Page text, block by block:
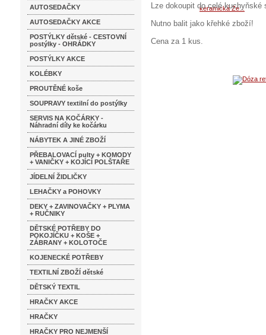
AUTOSEDAČKY
AUTOSEDAČKY AKCE
POSTÝLKY dětské - CESTOVNÍ
postýlky - OHRÁDKY
POSTÝLKY AKCE
KOLÉBKY
PROUTĚNÉ koše
SOUPRAVY textilní do postýlky
SERVIS NA KOČÁRKY -
Náhradní díly ke kočárku
NÁBYTEK A JINÉ ZBOŽÍ
PŘEBALOVACÍ pulty + KOMODY
+ VANIČKY + KOJÍCÍ POLŠTAŘE
JÍDELNÍ ŽIDLIČKY
LEHAČKY a POHOVKY
DEKY + ZAVINOVAČKY + PLYMA
+ RUČNIKY
DĚTSKÉ POTŘEBY DO
POKOJÍČKU + KOŠE +
ZÁBRANY + KOLOTOČE
KOJENECKÉ POTŘEBY
TEXTILNÍ ZBOŽÍ dětské
DĚTSKÝ TEXTIL
HRAČKY AKCE
HRAČKY
HRAČKY PRO NEJMENŠÍ
Lze dokoupit do celé
Nutno balit jako křehké zboží!
Cena za 1 kus.